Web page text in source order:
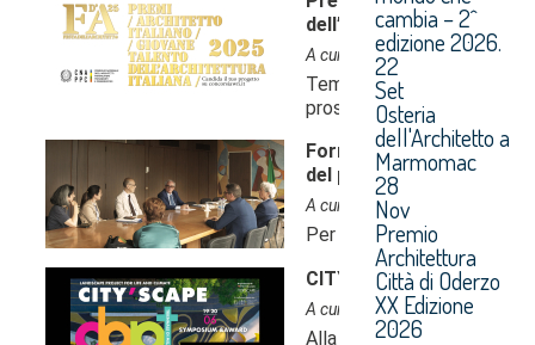
cambia – 2^
edizione 2026.
22
Set
Osteria
dell'Architetto a
Marmomac
28
Nov
Premio
Architettura
Città di Oderzo
XX Edizione
2026